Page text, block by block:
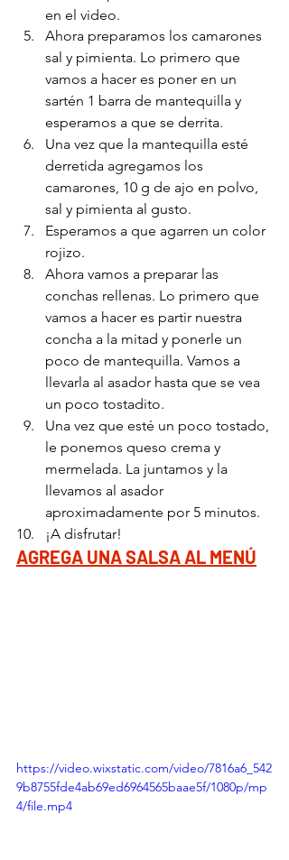
en el video.
Ahora preparamos los camarones
sal y pimienta. Lo primero que
vamos a hacer es poner en un
sartén 1 barra de mantequilla y
esperamos a que se derrita.
Una vez que la mantequilla esté
derretida agregamos los
camarones, 10 g de ajo en polvo,
sal y pimienta al gusto.
Esperamos a que agarren un color
rojizo.
Ahora vamos a preparar las
conchas rellenas. Lo primero que
vamos a hacer es partir nuestra
concha a la mitad y ponerle un
poco de mantequilla. Vamos a
llevarla al asador hasta que se vea
un poco tostadito.
Una vez que esté un poco tostado,
le ponemos queso crema y
mermelada. La juntamos y la
llevamos al asador
aproximadamente por 5 minutos.
¡A disfrutar!
AGREGA UNA SALSA AL MENÚ
https://video.wixstatic.com/video/7816a6_542
9b8755fde4ab69ed6964565baae5f/1080p/mp
4/file.mp4